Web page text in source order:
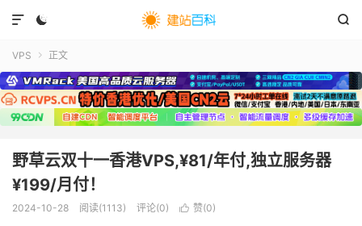
 

VPS  正文
野草云双十一香港VPS,¥81/年付,独立服务器
¥199/月付！
2024-10-28 阅读(1113) 评论(0)  赞(0)